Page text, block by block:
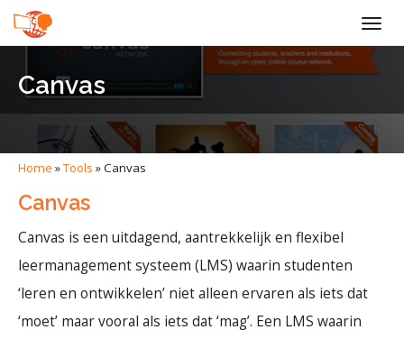
Canvas
Home »Tools »Canvas
Canvas
Canvas is een uitdagend, aantrekkelijk en flexibel
leermanagement systeem (LMS) waarin studenten
‘leren en ontwikkelen’ niet alleen ervaren als iets dat
‘moet’ maar vooral als iets dat ‘mag’. Een LMS waarin